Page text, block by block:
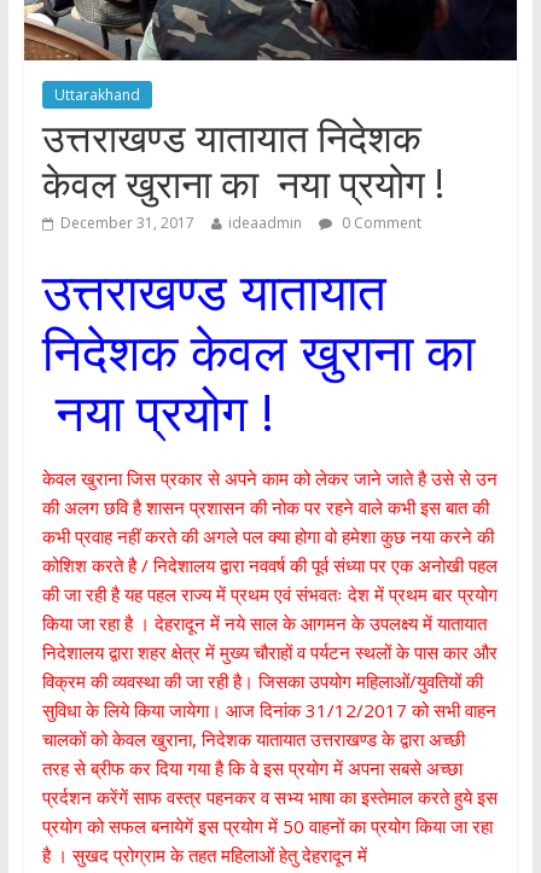
Uttarakhand
उत्तराखण्ड यातायात निदेशक
केवल खुराना का नया प्रयोग !
December 31, 2017 ideaadmin 0 Comment
उत्तराखण्ड यातायात
निदेशक केवल खुराना का
नया प्रयोग !
केवल खुराना जिस प्रकार से अपने काम को लेकर जाने जाते है उसे से उन
की अलग छवि है शासन प्रशासन की नोक पर रहने वाले कभी इस बात की
कभी प्रवाह नहीं करते की अगले पल क्या होगा वो हमेशा कुछ नया करने की
कोशिश करते है / निदेशालय द्वारा नववर्ष की पूर्व संध्या पर एक अनोखी पहल
की जा रही है यह पहल राज्य में प्रथम एवं संभवतः देश में प्रथम बार प्रयोग
किया जा रहा है । देहरादून में नये साल के आगमन के उपलक्ष्य में यातायात
निदेशालय द्वारा शहर क्षेत्र में मुख्य चौराहों व पर्यटन स्थलों के पास कार और
विक्रम की व्यवस्था की जा रही है। जिसका उपयोग महिलाओं/युवतियों की
सुविधा के लिये किया जायेगा। आज दिनांक 31/12/2017 को सभी वाहन
चालकों को केवल खुराना, निदेशक यातायात उत्तराखण्ड के द्वारा अच्छी
तरह से ब्रीफ कर दिया गया है कि वे इस प्रयोग में अपना सबसे अच्छा
प्रर्दशन करेंगें साफ वस्त्र पहनकर व सभ्य भाषा का इस्तेमाल करते हुये इस
प्रयोग को सफल बनायेगें इस प्रयोग में 50 वाहनों का प्रयोग किया जा रहा
है । सुखद प्रोग्राम के तहत महिलाओं हेतु देहरादून में